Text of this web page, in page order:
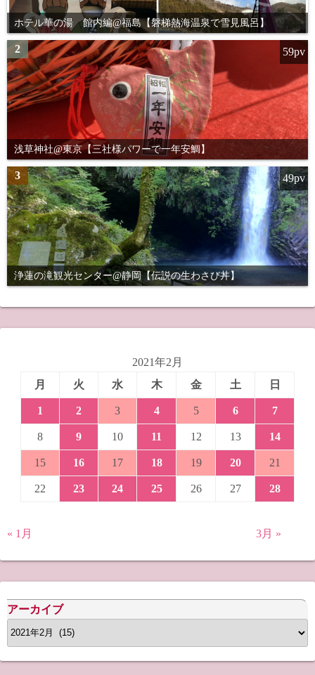
ホテル華の湯 館内編@福島【磐梯熱海温泉で雪見風呂】
2
浅草神社@東京【三社様パワーで一年安鯛】
59pv
3
浄蓮の滝観光センター@静岡【伝説の生わさび丼】
49pv
2021年2月
月
火 水 木 金 土 日
1 2 3 4 5 6 7
8 9 10 11 12 13 14
15 16 17 18 19 20 21
22 23 24 25 26 27 28
« 1月 3月 »
アーカイブ
ア
ー
カ